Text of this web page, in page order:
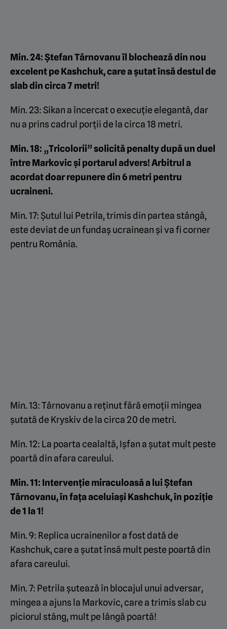
Min. 24: Ștefan Târnovanu îl blochează din nou
excelent pe Kashchuk, care a șutat însă destul de
slab din circa 7 metri!
Min. 23: Sikan a încercat o execuție elegantă, dar
nu a prins cadrul porții de la circa 18 metri.
Min. 18: „Tricolorii” solicită penalty după un duel
între Markovic și portarul advers! Arbitrul a
acordat doar repunere din 6 metri pentru
ucraineni.
Min. 17: Șutul lui Petrila, trimis din partea stângă,
este deviat de un fundaș ucrainean și va fi corner
pentru România.
Min. 13: Târnovanu a reținut fără emoții mingea
șutată de Kryskiv de la circa 20 de metri.
Min. 12: La poarta cealaltă, Ișfan a șutat mult peste
poartă din afara careului.
Min. 11: Intervenție miraculoasă a lui Ștefan
Târnovanu, în fața aceluiași Kashchuk, în poziție
de 1 la 1!
Min. 9: Replica ucrainenilor a fost dată de
Kashchuk, care a șutat însă mult peste poartă din
afara careului.
Min. 7: Petrila șutează în blocajul unui adversar,
mingea a ajuns la Markovic, care a trimis slab cu
piciorul stâng, mult pe lângă poartă!